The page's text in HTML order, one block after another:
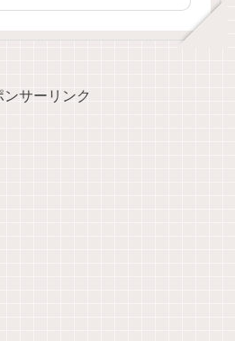
ンサーリンク